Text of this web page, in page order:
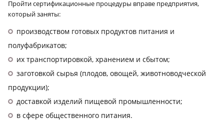
Пройти сертификационные процедуры вправе предприятия,
который заняты:
производством готовых продуктов питания и
полуфабрикатов;
их транспортировкой, хранением и сбытом;
заготовкой сырья (плодов, овощей, животноводческой
продукции);
доставкой изделий пищевой промышленности;
в сфере общественного питания.